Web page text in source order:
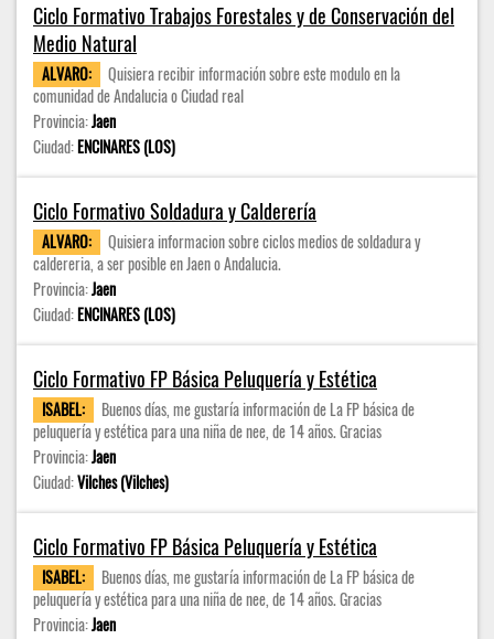
Ciclo Formativo Trabajos Forestales y de Conservación del
Medio Natural
ALVARO:
Quisiera recibir información sobre este modulo en la
comunidad de Andalucia o Ciudad real
Provincia:Jaen
Ciudad:ENCINARES (LOS)
Ciclo Formativo Soldadura y Calderería
ALVARO:
Quisiera informacion sobre ciclos medios de soldadura y
caldereria, a ser posible en Jaen o Andalucia.
Provincia:Jaen
Ciudad:ENCINARES (LOS)
Ciclo Formativo FP Básica Peluquería y Estética
ISABEL:
Buenos días, me gustaría información de La FP básica de
peluquería y estética para una niña de nee, de 14 años. Gracias
Provincia:Jaen
Ciudad:Vilches (Vilches)
Ciclo Formativo FP Básica Peluquería y Estética
ISABEL:
Buenos días, me gustaría información de La FP básica de
peluquería y estética para una niña de nee, de 14 años. Gracias
Provincia:Jaen